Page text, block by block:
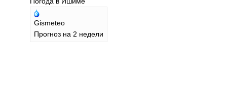
Gismeteo
Прогноз на 2 недели